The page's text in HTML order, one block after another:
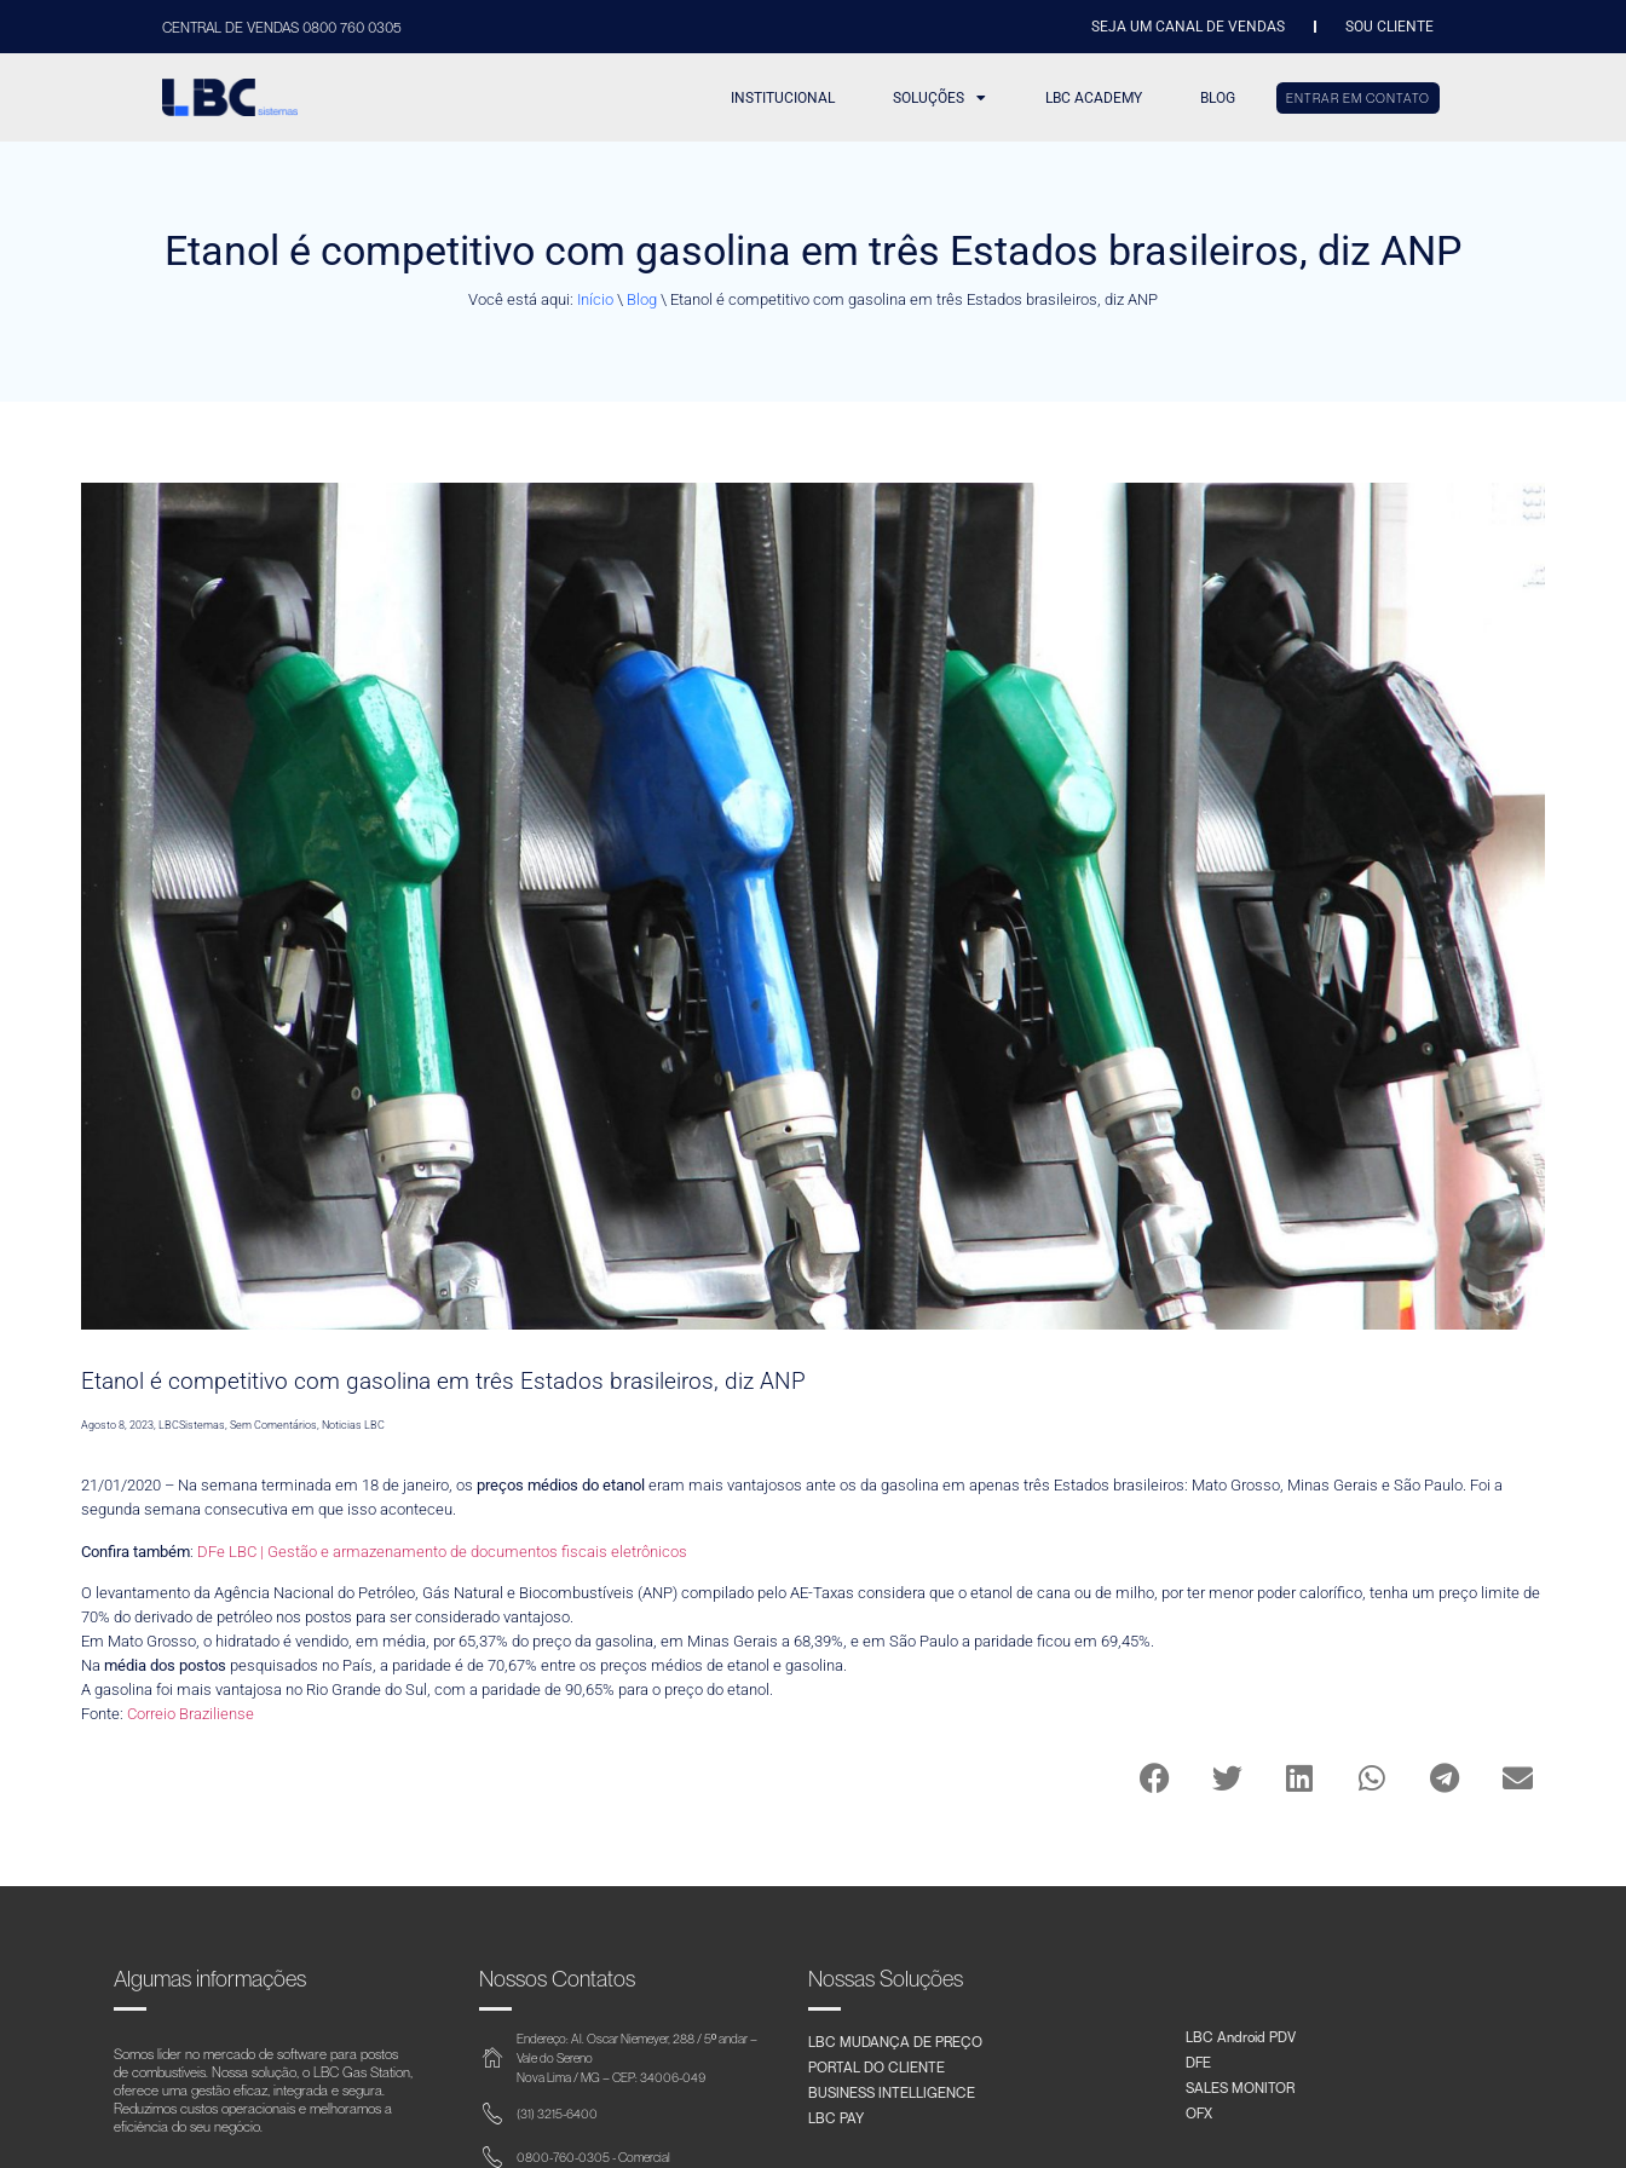
CENTRAL DE VENDAS 0800 760 0305 SEJA UM CANAL DE VENDAS SOU CLIENTE
INSTITUCIONAL SOLUÇÕES LBC ACADEMY BLOG ENTRAR EM CONTATO
Etanol é competitivo com gasolina em três Estados brasileiros, diz ANP
Você está aqui: Início \ Blog \ Etanol é competitivo com gasolina em três Estados brasileiros, diz ANP
Etanol é competitivo com gasolina em três Estados brasileiros, diz ANP
Agosto 8, 2023 ,LBCSistemas Sem Comentários Noticias LBC
21/01/2020 – Na semana terminada em 18 de janeiro, ospreços médios do etanoleram mais vantajosos ante os da gasolina em apenas três Estados brasileiros: Mato Grosso, Minas Gerais e São Paulo. Foi a
segunda semana consecutiva em que isso aconteceu.
Confira também: DFe LBC | Gestão e armazenamento de documentos fiscais eletrônicos
O levantamento da Agência Nacional do Petróleo, Gás Natural e Biocombustíveis (ANP) compilado pelo AE-Taxas considera que o etanol de cana ou de milho, por ter menor poder calorífico, tenha um preço limite de
70% do derivado de petróleo nos postos para ser considerado vantajoso.
Em Mato Grosso, o hidratado é vendido, em média, por 65,37% do preço da gasolina, em Minas Gerais a 68,39%, e em São Paulo a paridade ficou em 69,45%.
Na média dos postos pesquisados no País, a paridade é de 70,67% entre os preços médios de etanol e gasolina.
A gasolina foi mais vantajosa no Rio Grande do Sul, com a paridade de 90,65% para o preço do etanol.
Fonte:Correio Braziliense
Algumas informações
Somos líder no mercado de software para postos
de combustíveis. Nossa solução, o LBC Gas Station,
oferece uma gestão eficaz, integrada e segura.
Reduzimos custos operacionais e melhoramos a
eficiência do seu negócio.
Nossos Contatos
Endereço: Al. Oscar Niemeyer, 288 / 5º andar –
Vale do Sereno
Nova Lima / MG – CEP: 34006-049
(31) 3215-6400
0800-760-0305 - Comercial
Nossas Soluções
LBC MUDANÇA DE PREÇO
PORTAL DO CLIENTE
BUSINESS INTELLIGENCE
LBC PAY
LBC Android PDV
DFE
SALES MONITOR
OFX